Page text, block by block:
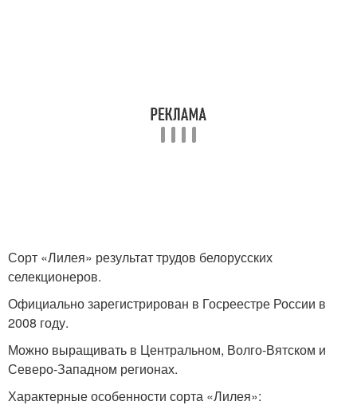
Сорт «Лилея» результат трудов белорусских
селекционеров.
Официально зарегистрирован в Госреестре России в
2008 году.
Можно выращивать в Центральном, Волго-Вятском и
Северо-Западном регионах.
Характерные особенности сорта «Лилея»: